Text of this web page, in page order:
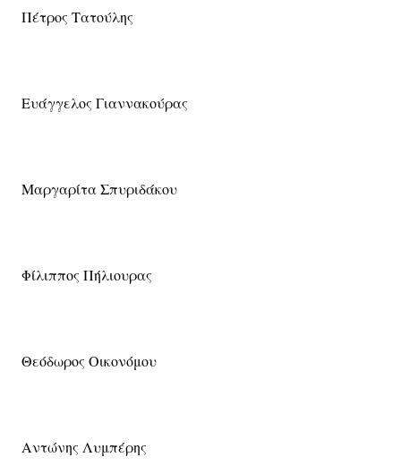
Πέτρος Τατούλης
Ευάγγελος Γιαννακούρας
Μαργαρίτα Σπυριδάκου
Φίλιππος Πήλιουρας
Θεόδωρος Οικονόμου
Αντώνης Λυμπέρης